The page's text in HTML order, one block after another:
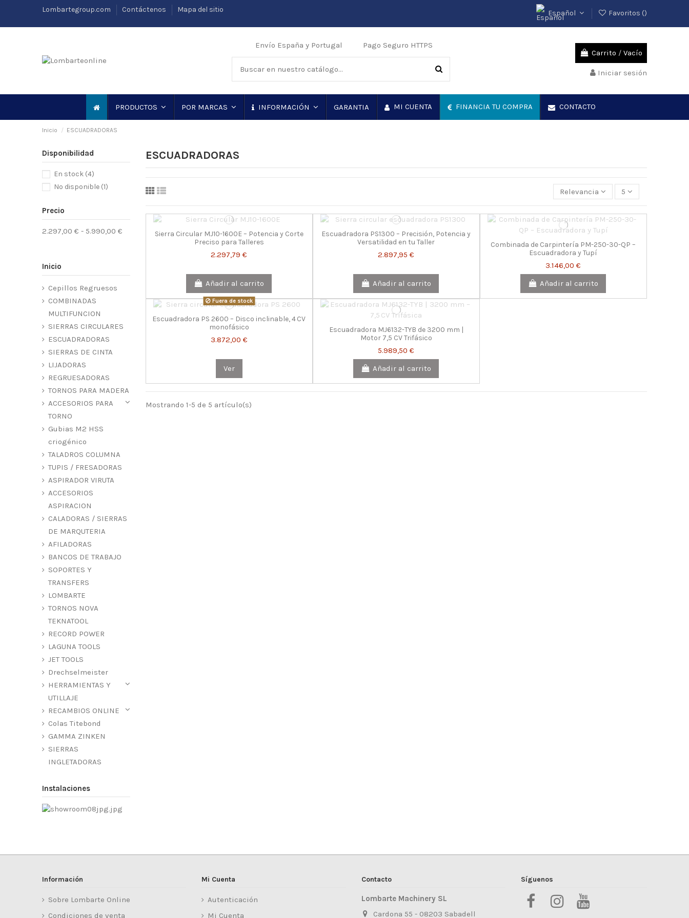
Lombartegroup.com Contáctenos Mapa del sitio Español Favoritos ()
Envío España y Portugal
Pago Seguro HTTPS
Carrito / Vacío
Iniciar sesión
PRODUCTOS POR MARCAS INFORMACIÓN GARANTIA MI CUENTA FINANCIA TU COMPRA CONTACTO
Inicio ESCUADRADORAS
ESCUADRADORAS
Relevancia 5
Sierra Circular MJ10-1600E – Potencia y Corte
Preciso para Talleres
2.297,79 €
Añadir al carrito
Escuadradora PS1300 – Precisión, Potencia y
Versatilidad en tu Taller
2.897,95 €
Añadir al carrito
Combinada de Carpintería PM-250-30-QP –
Escuadradora y Tupí
3.146,00 €
Añadir al carrito
Fuera de stock
Escuadradora PS 2600 – Disco inclinable, 4 CV
monofásico
3.872,00 €
Ver
Escuadradora MJ6132-TYB de 3200 mm |
Motor 7,5 CV Trifásico
5.989,50 €
Añadir al carrito
Mostrando 1-5 de 5 artículo(s)
Disponibilidad
En stock (4)
No disponible (1)
Precio
2.297,00 € - 5.990,00 €
Inicio
Cepillos Regruesos
COMBINADAS
MULTIFUNCION
SIERRAS CIRCULARES
ESCUADRADORAS
SIERRAS DE CINTA
LIJADORAS
REGRUESADORAS
TORNOS PARA MADERA
ACCESORIOS PARA
TORNO
Gubias M2 HSS
criogénico
TALADROS COLUMNA
TUPIS / FRESADORAS
ASPIRADOR VIRUTA
ACCESORIOS
ASPIRACION
CALADORAS / SIERRAS
DE MARQUTERIA
AFILADORAS
BANCOS DE TRABAJO
SOPORTES Y
TRANSFERS
LOMBARTE
TORNOS NOVA
TEKNATOOL
RECORD POWER
LAGUNA TOOLS
JET TOOLS
Drechselmeister
HERRAMIENTAS Y
UTILLAJE
RECAMBIOS ONLINE
Colas Titebond
GAMMA ZINKEN
SIERRAS
INGLETADORAS
Instalaciones
Información
Sobre Lombarte Online
Condiciones de venta
Mi Cuenta
Autenticación
Mi Cuenta
Contacto
Lombarte Machinery SL
Cardona 55 - 08203 Sabadell
Síguenos